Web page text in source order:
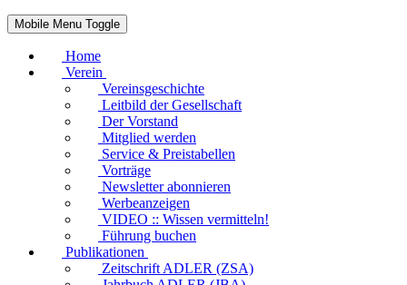
Mobile Menu Toggle
Home
Verein
Vereinsgeschichte
Leitbild der Gesellschaft
Der Vorstand
Mitglied werden
Service & Preistabellen
Vorträge
Newsletter abonnieren
Werbeanzeigen
VIDEO :: Wissen vermitteln!
Führung buchen
Publikationen
Zeitschrift ADLER (ZSA)